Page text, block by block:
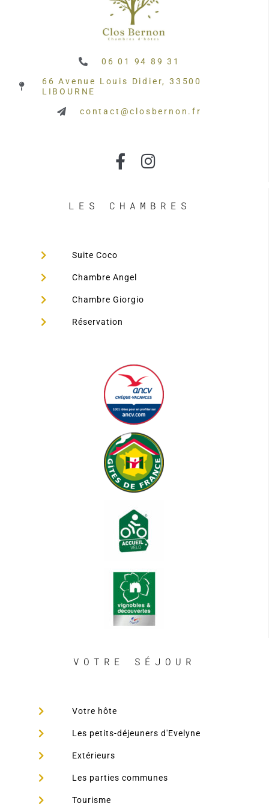
06 01 94 89 31
66 Avenue Louis Didier, 33500
LIBOURNE
contact@closbernon.fr
LES CHAMBRES
Suite Coco
Chambre Angel
Chambre Giorgio
Réservation
VOTRE SÉJOUR
Votre hôte
Les petits-déjeuners d'Evelyne
Extérieurs
Les parties communes
Tourisme